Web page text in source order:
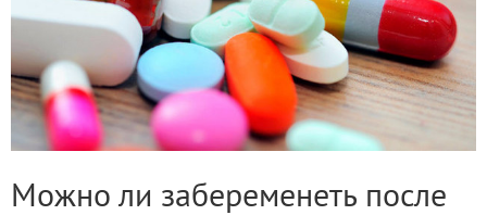
Можно ли забеременеть после